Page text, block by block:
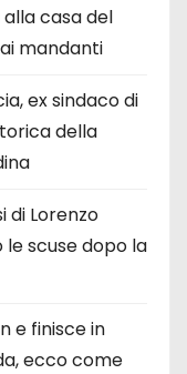
casa del
mandanti
ex sindaco di
della
di Lorenzo
le scuse dopo la
e finisce in
ecco come